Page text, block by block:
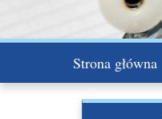
Strona główna